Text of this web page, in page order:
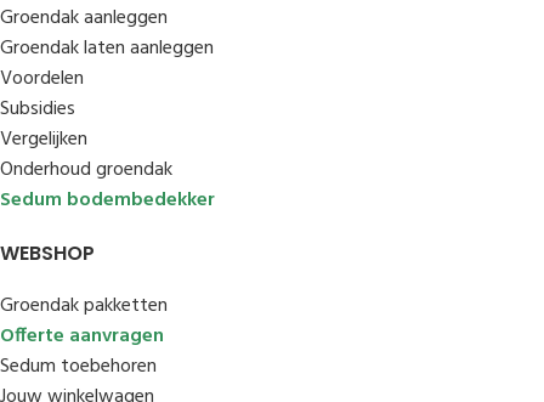
Groendak aanleggen
Groendak laten aanleggen
Voordelen
Subsidies
Vergelijken
Onderhoud groendak
Sedum bodembedekker
WEBSHOP
Groendak pakketten
Offerte aanvragen
Sedum toebehoren